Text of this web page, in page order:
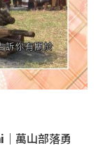
｜萬山部落勇